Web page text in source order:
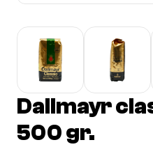
Dallmayr
500 gr.